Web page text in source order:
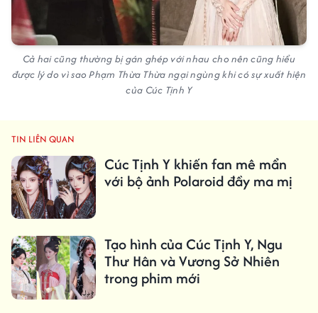
Cả hai cũng thường bị gán ghép với nhau cho nên cũng hiểu
được lý do vì sao Phạm Thừa Thừa ngại ngùng khi có sự xuất hiện
của Cúc Tịnh Y
TIN LIÊN QUAN
Cúc Tịnh Y khiến fan mê mẩn
với bộ ảnh Polaroid đầy ma mị
Tạo hình của Cúc Tịnh Y, Ngu
Thư Hân và Vương Sở Nhiên
trong phim mới